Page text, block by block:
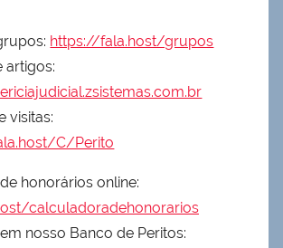
https://fala.host/grupos
artigos:
visitas:
C/Perito
honorários online:
calculadoradehonorarios
nosso Banco de Peritos: